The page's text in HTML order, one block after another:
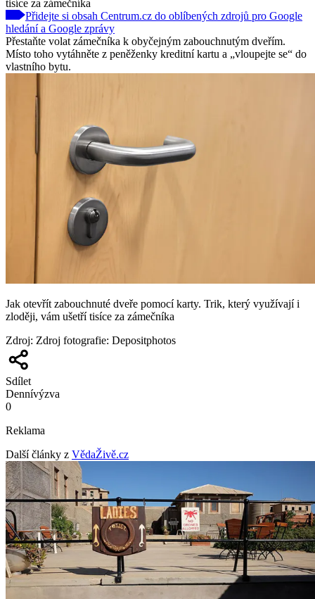
tisíce za zámečníka
Přidejte si obsah Centrum.cz do oblíbených zdrojů pro Google
hledání a Google zprávy
Přestaňte volat zámečníka k obyčejným zabouchnutým dveřím.
Místo toho vytáhněte z peněženky kreditní kartu a „vloupejte se“ do
vlastního bytu.
Jak otevřít zabouchnuté dveře pomocí karty. Trik, který využívají i
zloději, vám ušetří tisíce za zámečníka
Zdroj: Zdroj fotografie: Depositphotos
Sdílet
Dennívýzva
0
Reklama
Další články z VědaŽivě.cz